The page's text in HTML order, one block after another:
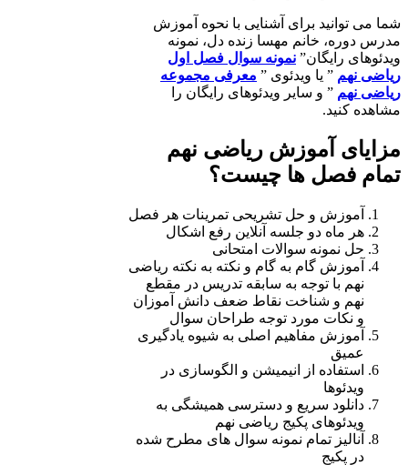
شما می توانید برای آشنایی با نحوه آموزش
مدرس دوره، خانم مهسا زنده دل، نمونه
ویدئوهای رایگان” نمونه سوال فصل اول
ریاضی نهم ” یا ویدئوی ” معرفی مجموعه
ریاضی نهم ” و سایر ویدئوهای رایگان را
مشاهده کنید.
مزایای آموزش ریاضی نهم
تمام فصل ها چیست؟
آموزش و حل تشریحی تمرینات هر فصل
هر ماه دو جلسه آنلاین رفع اشکال
حل نمونه سوالات امتحانی
آموزش گام به گام و نکته به نکته ریاضی
نهم با توجه به سابقه تدریس در مقطع
نهم و شناخت نقاط ضعف دانش آموزان
و نکات مورد توجه طراحان سوال
آموزش مفاهیم اصلی به شیوه یادگیری
عمیق
استفاده از انیمیشن و الگوسازی در
ویدئوها
دانلود سریع و دسترسی همیشگی به
ویدئوهای پکیج ریاضی نهم
آنالیز تمام نمونه سوال های مطرح شده
در پکیج